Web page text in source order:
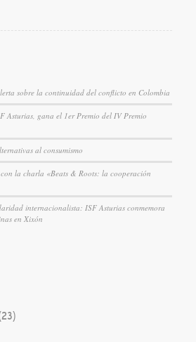
sobre la continuidad del conflicto en Colombia
Asturias, gana el 1er Premio del IV Premio
al consumismo
la charla «Beats & Roots: la cooperación
internacionalista: ISF Asturias conmemora
en Xixón